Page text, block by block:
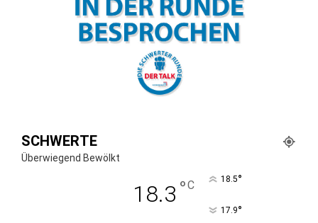
SCHWERTE
Überwiegend Bewölkt
18.3 °C 18.5°
17.9°